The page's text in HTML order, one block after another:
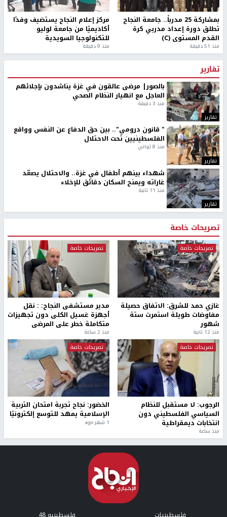
بمشاركة 25 مدرباً.. جامعة النجاح
تطلق دورة إعداد مدربي كرة
القدم المستوى (C)
منذ 51 دقيقة
مركز إعلام النجاح يستضيف وفدًا
أكاديميًا من جامعة لوليو
للتكنولوجيا السويدية
منذ 9 دقيقة
تقارير
تقارير
بالصور| مرضى عالقون في غزة يناشدون بإجلائهم
العاجل مع انهيار النظام الصحي
منذ 3 دقيقة
تقارير
" قانون درومي".. بين حق الدفاع عن النفس وواقع
الفلسطينيين تحت الاحتلال
منذ 8 ثواني
تقارير
شهداء بينهم أطفال في غزة.. والاحتلال يصعّد
غاراته ويمنح السكان دقائق للإخلاء
منذ 11 ثانية
تصريحات خاصة
تصريحات خاصة
غازي حمد للشرق: الاتفاق حصيلة
مفاوضات طويلة استمرت ستة
شهور
منذ 12 ثانية
تصريحات خاصة
مدير مستشفى النجاح: : نقل
أجهزة غسيل الكلى دون تجهيزات
متكاملة خطر على المرضى
منذ 2 ساعة
تصريحات خاصة
الرجوب: لا مستقبل للنظام
السياسي الفلسطيني دون
انتخابات ديمقراطية
منذ ساعة
تصريحات خاصة
الخضور: نجاح تجربة امتحان التربية
الإسلامية يمهد للتوسع إلكترونيًا
1 شهر ago